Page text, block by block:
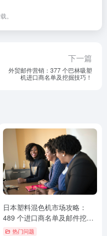
。
下一篇
外贸邮件营销：377 个巴林吸塑
机进口商名单及挖掘技巧！
日本塑料混色机市场攻略：
489 个进口商名单及邮件挖掘
秘诀！
热门问题